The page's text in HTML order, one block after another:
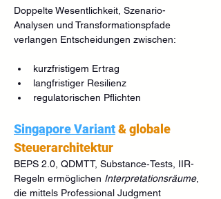
Doppelte Wesentlichkeit, Szenario-
Analysen und Transformationspfade
verlangen Entscheidungen zwischen:
kurzfristigem Ertrag
langfristiger Resilienz
regulatorischen Pflichten
Singapore Variant & globale
Steuerarchitektur
BEPS 2.0, QDMTT, Substance‑Tests, IIR-
Regeln ermöglichen Interpretationsräume,
die mittels Professional Judgment